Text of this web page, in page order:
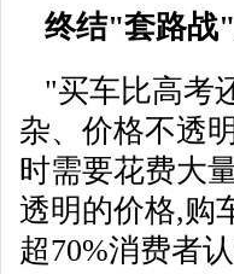
终结"套路战
"买车比高考
杂、价格不透
时需要花费大
透明的价格,购
超70%消费者